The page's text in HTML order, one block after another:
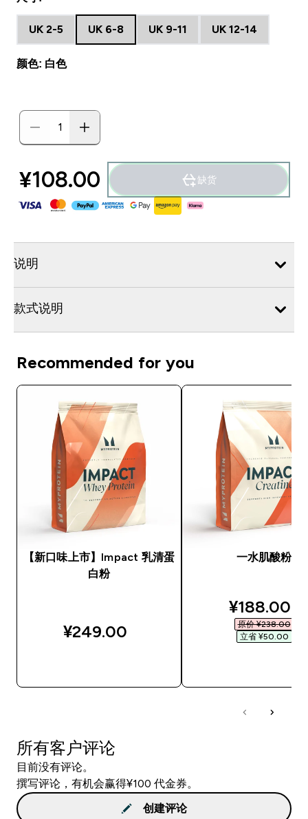
UK 2-5 UK 6-8 UK 9-11 UK 12-14
颜色: 白色
¥108.00‎ 缺货
说明
款式说明
Recommended for you
【新口味上市】Impact 乳清蛋
白粉
¥249.00‎
一水肌酸粉
¥188.00‎
原价 ¥238.00‎
立省 ¥50.00‎
所有客户评论
目前没有评论。
撰写评论，有机会赢得¥100 代金券。
创建评论